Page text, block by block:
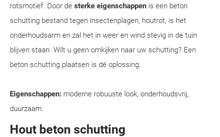
rotsmotief. Door de sterke eigenschappen is een beton
schutting bestand tegen insectenplagen, houtrot, is het
onderhoudsarm en zal het in weer en wind stevig in de tuin
blijven staan. Wilt u geen omkijken naar uw schutting? Een
beton schutting plaatsen is dé oplossing.
Eigenschappen: moderne robuuste look, onderhoudsvrij,
duurzaam.
Hout beton schutting